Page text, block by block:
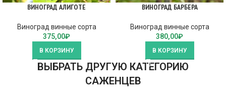
ВИНОГРАД АЛИГОТЕ
Виноград винные сорта
375,00₽
В КОРЗИНУ
ВИНОГРАД БАРБЕРА
Виноград винные сорта
380,00₽
В КОРЗИНУ
ВЫБРАТЬ ДРУГУЮ КАТЕГОРИЮ
САЖЕНЦЕВ